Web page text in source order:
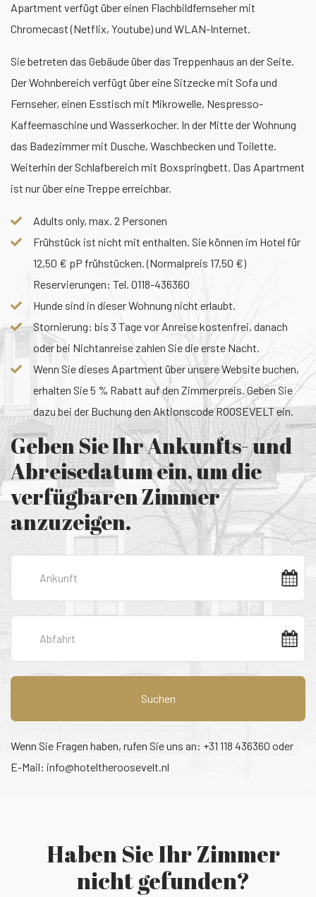
Apartment verfügt über einen Flachbildfernseher mit
Chromecast (Netflix, Youtube) und WLAN-Internet.
Sie betreten das Gebäude über das Treppenhaus an der Seite.
Der Wohnbereich verfügt über eine Sitzecke mit Sofa und
Fernseher, einen Esstisch mit Mikrowelle, Nespresso-
Kaffeemaschine und Wasserkocher. In der Mitte der Wohnung
das Badezimmer mit Dusche, Waschbecken und Toilette.
Weiterhin der Schlafbereich mit Boxspringbett. Das Apartment
ist nur über eine Treppe erreichbar.
Adults only, max. 2 Personen
Frühstück ist nicht mit enthalten. Sie können im Hotel für
12,50 € pP frühstücken. (Normalpreis 17,50 €)
Reservierungen: Tel. 0118-436360
Hunde sind in dieser Wohnung nicht erlaubt.
Stornierung: bis 3 Tage vor Anreise kostenfrei, danach
oder bei Nichtanreise zahlen Sie die erste Nacht.
Wenn Sie dieses Apartment über unsere Website buchen,
erhalten Sie 5 % Rabatt auf den Zimmerpreis. Geben Sie
dazu bei der Buchung den Aktionscode ROOSEVELT ein.
Geben Sie Ihr Ankunfts- und
Abreisedatum ein, um die
verfügbaren Zimmer
anzuzeigen.
Suchen
Wenn Sie Fragen haben, rufen Sie uns an: +31 118 436360 oder
E-Mail: info@hoteltheroosevelt.nl
Haben Sie Ihr Zimmer
nicht gefunden?